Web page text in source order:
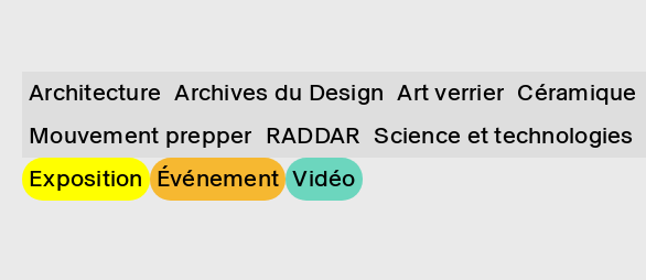
Architecture Archives du Design Art verrier Céramique
Mouvement prepper RADDAR Science et technologies
Exposition Événement Vidéo